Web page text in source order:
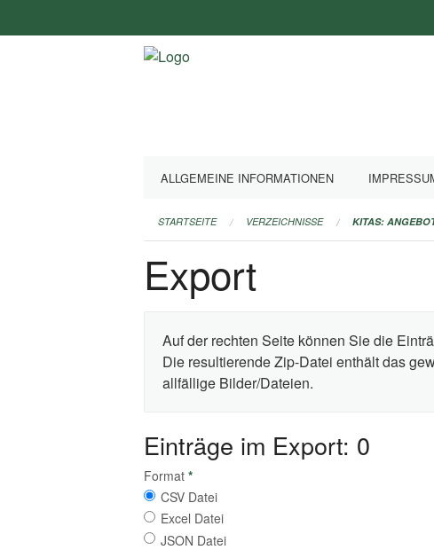
überspringen
ALLGEMEINE INFORMATIONEN
STARTSEITE VERZEICHNISSE KITAS:
Export
Auf der rechten Seite können Sie die
Die resultierende Zip-Datei enthält das
allfällige Bilder/Dateien.
Einträge im Export: 0
Format *
CSV Datei
Excel Datei
JSON Datei